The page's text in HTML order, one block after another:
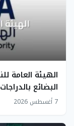
الهيئة العامة
البضائع
7 أغسطس 2026